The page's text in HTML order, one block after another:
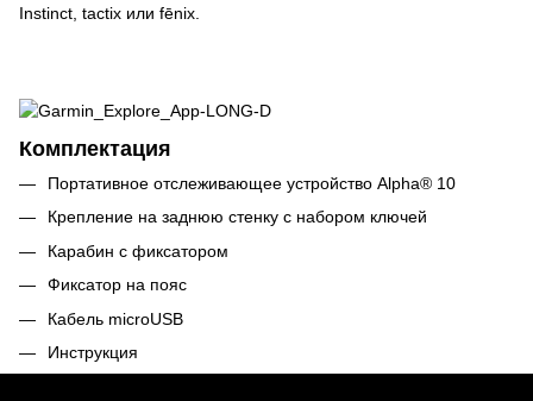
Instinct, tactix или fēnix.
Комплектация
Портативное отслеживающее устройство Alpha® 10
Крепление на заднюю стенку с набором ключей
Карабин с фиксатором
Фиксатор на пояс
Кабель microUSB
Инструкция